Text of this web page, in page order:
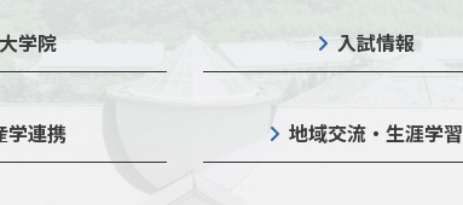
学院 入試情報
学連携 地域交流・生涯学習